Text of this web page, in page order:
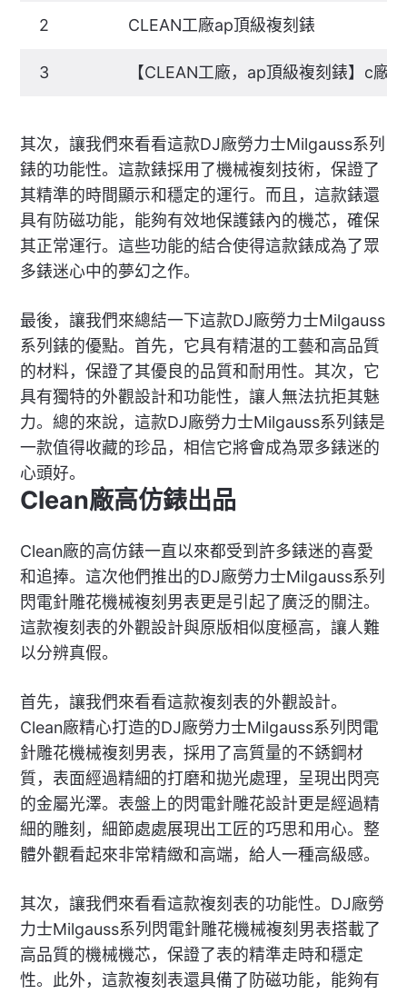
2 CLEAN工廠ap頂級複刻錶
3 【CLEAN工廠，ap頂級複刻錶】c廠
其次，讓我們來看看這款DJ廠勞力士Milgauss系列
錶的功能性。這款錶採用了機械複刻技術，保證了
其精準的時間顯示和穩定的運行。而且，這款錶還
具有防磁功能，能夠有效地保護錶內的機芯，確保
其正常運行。這些功能的結合使得這款錶成為了眾
多錶迷心中的夢幻之作。
最後，讓我們來總結一下這款DJ廠勞力士Milgauss
系列錶的優點。首先，它具有精湛的工藝和高品質
的材料，保證了其優良的品質和耐用性。其次，它
具有獨特的外觀設計和功能性，讓人無法抗拒其魅
力。總的來說，這款DJ廠勞力士Milgauss系列錶是
一款值得收藏的珍品，相信它將會成為眾多錶迷的
心頭好。
Clean廠高仿錶出品
Clean廠的高仿錶一直以來都受到許多錶迷的喜愛
和追捧。這次他們推出的DJ廠勞力士Milgauss系列
閃電針雕花機械複刻男表更是引起了廣泛的關注。
這款複刻表的外觀設計與原版相似度極高，讓人難
以分辨真假。
首先，讓我們來看看這款複刻表的外觀設計。
Clean廠精心打造的DJ廠勞力士Milgauss系列閃電
針雕花機械複刻男表，採用了高質量的不銹鋼材
質，表面經過精細的打磨和拋光處理，呈現出閃亮
的金屬光澤。表盤上的閃電針雕花設計更是經過精
細的雕刻，細節處處展現出工匠的巧思和用心。整
體外觀看起來非常精緻和高端，給人一種高級感。
其次，讓我們來看看這款複刻表的功能性。DJ廠勞
力士Milgauss系列閃電針雕花機械複刻男表搭載了
高品質的機械機芯，保證了表的精準走時和穩定
性。此外，這款複刻表還具備了防磁功能，能夠有